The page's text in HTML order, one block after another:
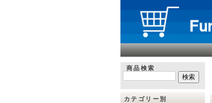
商品検索
カテゴリー別